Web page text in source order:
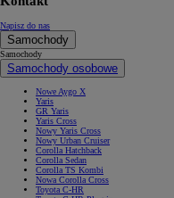
Napisz do nas
Samochody
Samochody
Samochody osobowe
Nowe Aygo X
Yaris
GR Yaris
Yaris Cross
Nowy Yaris Cross
Nowy Urban Cruiser
Corolla Hatchback
Corolla Sedan
Corolla TS Kombi
Nowa Corolla Cross
Toyota C-HR